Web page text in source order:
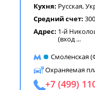
Кухня: Русская,
Средний счет:
Адрес: 1-й
(вход...
Смоленская
Охраняемая
+7 (499)